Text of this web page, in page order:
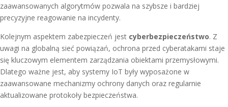
zaawansowanych algorytmów pozwala na szybsze i bardziej
precyzyjne reagowanie na incydenty.
Kolejnym aspektem zabezpieczeń jest cyberbezpieczeństwo. Z
uwagi na globalną sieć powiązań, ochrona przed cyberatakami staje
się kluczowym elementem zarządzania obiektami przemysłowymi.
Dlatego ważne jest, aby systemy IoT były wyposażone w
zaawansowane mechanizmy ochrony danych oraz regularnie
aktualizowane protokoły bezpieczeństwa.